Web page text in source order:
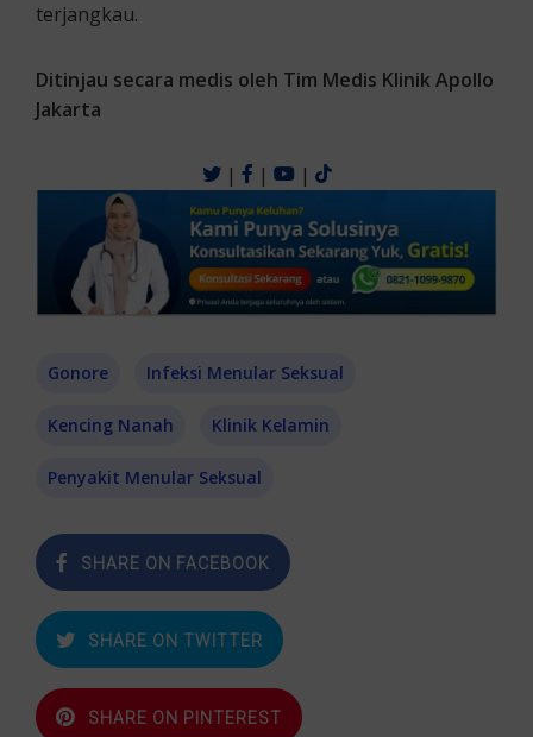
terjangkau.
Ditinjau secara medis oleh Tim Medis Klinik Apollo
Jakarta
| | |
Gonore Infeksi Menular Seksual
Kencing Nanah Klinik Kelamin
Penyakit Menular Seksual
SHARE ON FACEBOOK
SHARE ON TWITTER
SHARE ON PINTEREST